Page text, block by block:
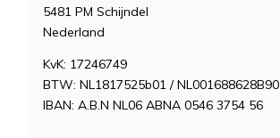
5481 PM Schijndel
Nederland
KvK: 17246749
BTW: NL1817525b01 / NL001688628B90
IBAN: A.B.N NL06 ABNA 0546 3754 56